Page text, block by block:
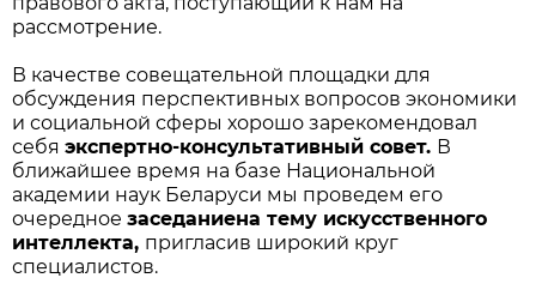
рассмотрение.
В качестве совещательной площадки для
обсуждения перспективных вопросов экономики
и социальной сферы хорошо зарекомендовал
себя экспертно-консультативный совет. В
ближайшее время на базе Национальной
академии наук Беларуси мы проведем его
очередное заседаниена тему искусственного
интеллекта, пригласив широкий круг
специалистов.